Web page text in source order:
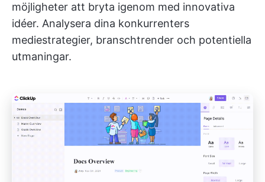
möjligheter att bryta igenom med innovativa
idéer. Analysera dina konkurrenters
mediestrategier, branschtrender och potentiella
utmaningar.